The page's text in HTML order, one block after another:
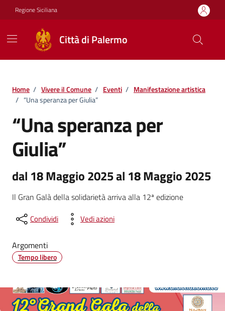
Vai ai contenuti
Vai al footer
Regione Siciliana
Città di Palermo
Home / Vivere il Comune / Eventi / Manifestazione artistica
/ “Una speranza per Giulia”
“Una speranza per
Giulia”
dal 18 Maggio 2025 al 18 Maggio 2025
Il Gran Galà della solidarietà arriva alla 12ª edizione
Condividi Vedi azioni
Argomenti
Tempo libero